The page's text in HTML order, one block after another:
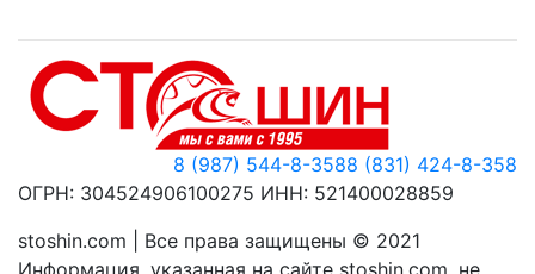
8 (831) 424-8-358
8 (987) 544-8-358
ОГРН: 304524906100275 ИНН: 521400028859
stoshin.com | Все права защищены © 2021